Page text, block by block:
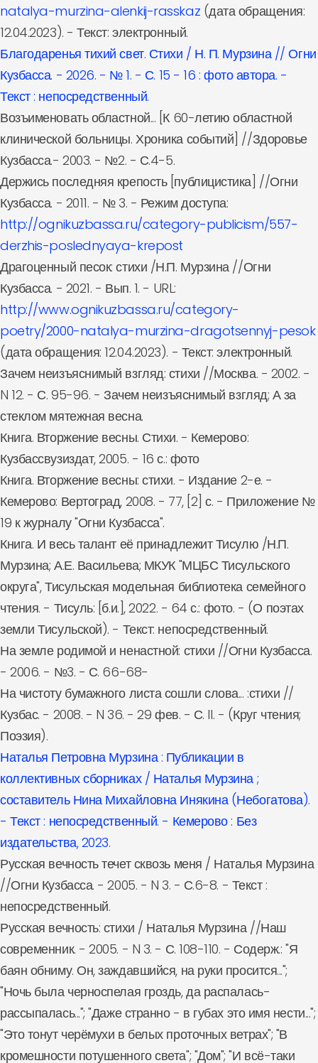
natalya-murzina-alenkij-rasskaz (дата обращения:
12.04.2023). - Текст: электронный.
Благодаренья тихий свет. Стихи / Н. П. Мурзина // Огни
Кузбасса. - 2026. - № 1. - С. 15 - 16 : фото автора. -
Текст : непосредственный.
Возъименовать областной... [К 60-летию областной
клинической больницы. Хроника событий] //Здоровье
Кузбасса.- 2003. - №2. - С.4-5.
Держись последняя крепость [публицистика] //Огни
Кузбасса. - 2011. - № 3. - Режим доступа:
http://ognikuzbassa.ru/category-publicism/557-
derzhis-poslednyaya-krepost
Драгоценный песок: стихи /Н.П. Мурзина //Огни
Кузбасса. - 2021. - Вып. 1. - URL:
http://www.ognikuzbassa.ru/category-
poetry/2000-natalya-murzina-dragotsennyj-pesok
(дата обращения: 12.04.2023). - Текст: электронный.
Зачем неизъяснимый взгляд: стихи //Москва. - 2002. -
N 12. - С. 95-96. - Зачем неизъяснимый взгляд; А за
стеклом мятежная весна.
Книга. Вторжение весны. Стихи. - Кемерово:
Кузбассвузиздат, 2005. - 16 с.: фото
Книга. Вторжение весны: стихи. - Издание 2-е. -
Кемерово: Вертоград, 2008. - 77, [2] с. - Приложение №
19 к журналу "Огни Кузбасса".
Книга. И весь талант её принадлежит Тисулю /Н.П.
Мурзина; А.Е. Васильева; МКУК "МЦБС Тисульского
округа", Тисульская модельная библиотека семейного
чтения. - Тисуль: [б.и.], 2022. - 64 с.: фото. - (О поэтах
земли Тисульской). - Текст: непосредственный.
На земле родимой и ненастной: стихи //Огни Кузбасса.
- 2006. - №3. - С. 66-68-
На чистоту бумажного листа сошли слова... :стихи //
Кузбас. - 2008. - N 36. - 29 фев. - С. II. - (Круг чтения;
Поэзия).
Наталья Петровна Мурзина : Публикации в
коллективных сборниках / Наталья Мурзина ;
составитель Нина Михайловна Инякина (Небогатова).
- Текст : непосредственный. - Кемерово : Без
издательства, 2023.
Русская вечность течет сквозь меня / Наталья Мурзина
//Огни Кузбасса. - 2005. - N 3. - С.6-8. - Текст :
непосредственный.
Русская вечность: стихи / Наталья Мурзина //Наш
современник. - 2005. - N 3. - С. 108-110. - Содерж.: "Я
баян обниму. Он, заждавшийся, на руки просится...";
"Ночь была черноспелая гроздь, да распалась-
рассыпалась..."; "Даже странно - в губах это имя нести...";
"Это тонут черёмухи в белых проточных ветрах"; "В
кромешности потушенного света"; "Дом"; "И всё-таки